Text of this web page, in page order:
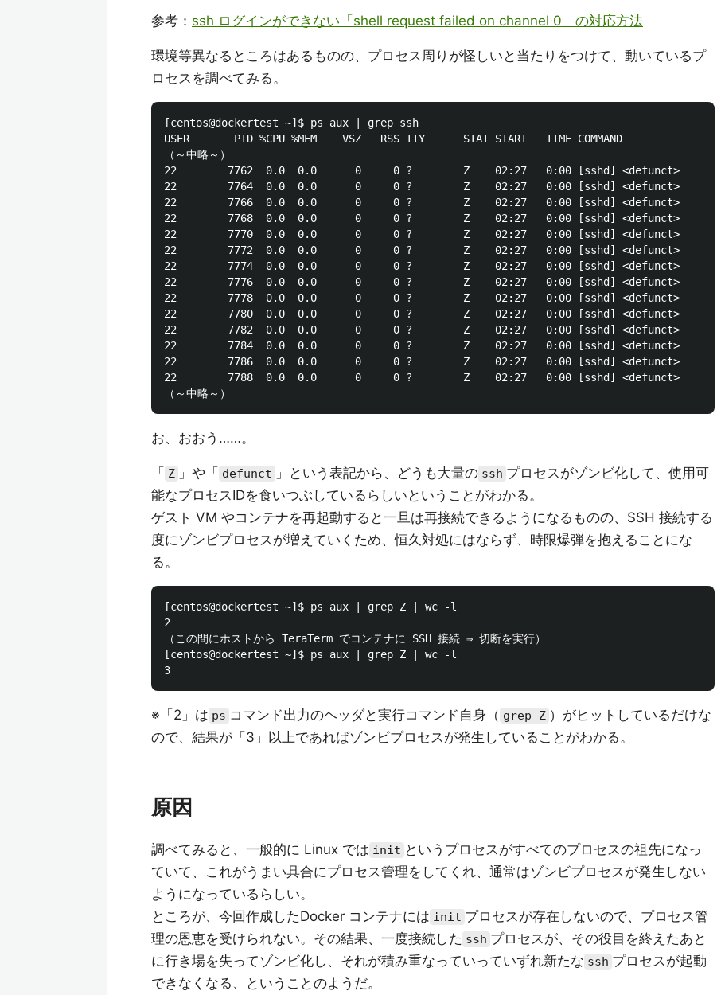
参考： ssh ログインができない「shell request failed on channel 0」の対応方法
環境等異なるところはあるものの、プロセス周りが怪しいと当たりをつけて、動いているプ
ロセスを調べてみる。
[centos@dockertest ~]$ ps aux | grep ssh
USER       PID %CPU %MEM    VSZ   RSS TTY      STAT START   TIME COMMAND
（～中略～）
22        7762  0.0  0.0      0     0 ?        Z    02:27   0:00 [sshd] <defunct>
22        7764  0.0  0.0      0     0 ?        Z    02:27   0:00 [sshd] <defunct>
22        7766  0.0  0.0      0     0 ?        Z    02:27   0:00 [sshd] <defunct>
22        7768  0.0  0.0      0     0 ?        Z    02:27   0:00 [sshd] <defunct>
22        7770  0.0  0.0      0     0 ?        Z    02:27   0:00 [sshd] <defunct>
22        7772  0.0  0.0      0     0 ?        Z    02:27   0:00 [sshd] <defunct>
22        7774  0.0  0.0      0     0 ?        Z    02:27   0:00 [sshd] <defunct>
22        7776  0.0  0.0      0     0 ?        Z    02:27   0:00 [sshd] <defunct>
22        7778  0.0  0.0      0     0 ?        Z    02:27   0:00 [sshd] <defunct>
22        7780  0.0  0.0      0     0 ?        Z    02:27   0:00 [sshd] <defunct>
22        7782  0.0  0.0      0     0 ?        Z    02:27   0:00 [sshd] <defunct>
22        7784  0.0  0.0      0     0 ?        Z    02:27   0:00 [sshd] <defunct>
22        7786  0.0  0.0      0     0 ?        Z    02:27   0:00 [sshd] <defunct>
22        7788  0.0  0.0      0     0 ?        Z    02:27   0:00 [sshd] <defunct>
お、おおう……。
「 Z 」や「 defunct 」という表記から、どうも大量の ssh プロセスがゾンビ化して、使用可
能なプロセスIDを食いつぶしているらしいということがわかる。
ゲスト VM やコンテナを再起動すると一旦は再接続できるようになるものの、SSH 接続する
度にゾンビプロセスが増えていくため、恒久対処にはならず、時限爆弾を抱えることにな
る。
[centos@dockertest ~]$ ps aux | grep Z | wc -l
2
（この間にホストから TeraTerm でコンテナに SSH 接続 ⇒ 切断を実行）
[centos@dockertest ~]$ ps aux | grep Z | wc -l
※「2」は ps コマンド出力のヘッダと実行コマンド自身（ grep Z ）がヒットしているだけな
ので、結果が「3」以上であればゾンビプロセスが発生していることがわかる。
原因
調べてみると、一般的に Linux では init というプロセスがすべてのプロセスの祖先になっ
ていて、これがうまい具合にプロセス管理をしてくれ、通常はゾンビプロセスが発生しない
ようになっているらしい。
ところが、今回作成したDocker コンテナには init プロセスが存在しないので、プロセス管
理の恩恵を受けられない。その結果、一度接続した ssh プロセスが、その役目を終えたあと
に行き場を失ってゾンビ化し、それが積み重なっていっていずれ新たな ssh プロセスが起動
できなくなる、ということのようだ。